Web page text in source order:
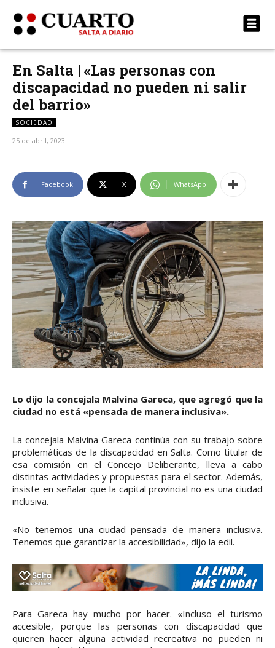
En Salta | «Las personas con
discapacidad no pueden ni salir
del barrio»
SOCIEDAD
25 de abril, 2023
Facebook X WhatsApp
Lo dijo la concejala Malvina Gareca, que agregó que la
ciudad no está «pensada de manera inclusiva».
La concejala Malvina Gareca continúa con su trabajo sobre
problemáticas de la discapacidad en Salta. Como titular de
esa comisión en el Concejo Deliberante, lleva a cabo
distintas actividades y propuestas para el sector. Además,
insiste en señalar que la capital provincial no es una ciudad
inclusiva.
«No tenemos una ciudad pensada de manera inclusiva.
Tenemos que garantizar la accesibilidad», dijo la edil.
Para Gareca hay mucho por hacer. «Incluso el turismo
accesible, porque las personas con discapacidad que
quieren hacer alguna actividad recreativa no pueden ni